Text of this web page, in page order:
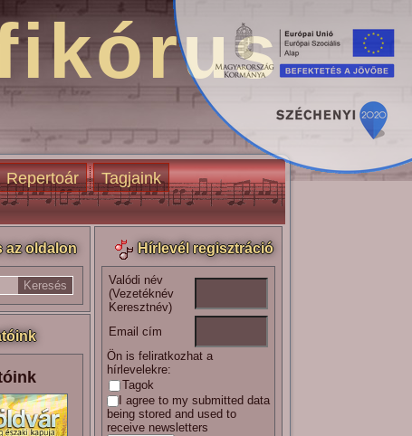
Repertoár
Tagjaink
az oldalon Hírlevél regisztráció
Valódi név
(Vezetéknév
Keresztnév)
Email cím
Ön is feliratkozhat a
hírlevelekre:
Tagok
I agree to my submitted data
being stored and used to
receive newsletters